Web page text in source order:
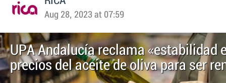
Aug 28, 2023 at 07:59
UPA Andalucía reclama «estabilidad
precios del aceite de oliva para ser